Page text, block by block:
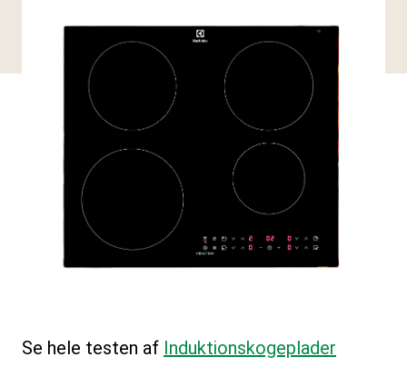
Se hele testen af Induktions­kogeplader